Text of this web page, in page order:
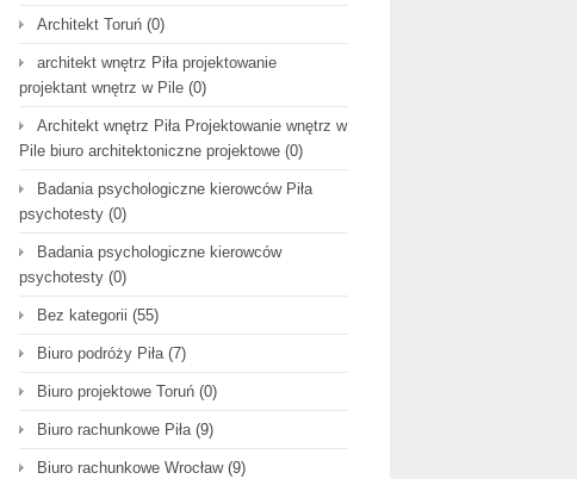
Architekt Toruń (0)
architekt wnętrz Piła projektowanie
projektant wnętrz w Pile (0)
Architekt wnętrz Piła Projektowanie wnętrz w
Pile biuro architektoniczne projektowe (0)
Badania psychologiczne kierowców Piła
psychotesty (0)
Badania psychologiczne kierowców
psychotesty (0)
Bez kategorii (55)
Biuro podróży Piła(7)
Biuro projektowe Toruń (0)
Biuro rachunkowe Piła(9)
Biuro rachunkowe Wrocław(9)